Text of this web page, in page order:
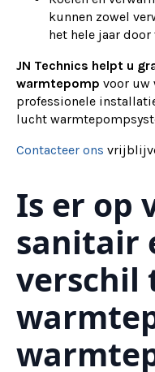
kunnen zowel
het hele jaar
JN Technics helpt u
warmtepomp voor uw
professionele
lucht
Contacteer ons
Is er op
sanitair
verschil